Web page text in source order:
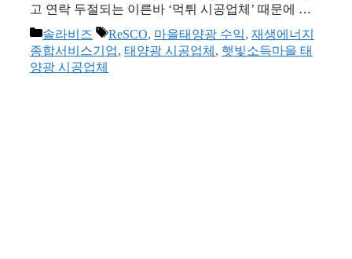
고 연락 두절되는 이른바 ‘먹튀 시공업체’ 때문에 맘
고생 하십니다. 오늘은 2026년 최고의 화두, 햇빛소득
마을 사업과 검증된 시공업체 리스트인 ReSCO(재생
에너지종합서비스기업)에 대해 알려드립니다. 이거
모르고 마을 태양광 시작하시면 정말 크게 손해 보십
카
테
고
솔라비즈
태
그
ReSCO, 마을태양광 수익, 재생에너지
종합서비스기업, 태양광 시공업체 , 햇빛소득마을 태
양광 시공업체